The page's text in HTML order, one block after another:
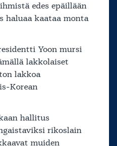
edes epäillään
kaataa monta
Yoon mursi
lakkolaiset
lakkoa
Korean
hallitus
rikoslain
muiden